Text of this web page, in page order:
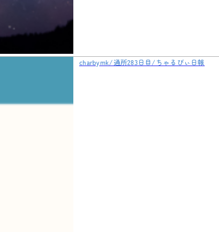
charbymk/通所283日目/ちゃるびぃ日報